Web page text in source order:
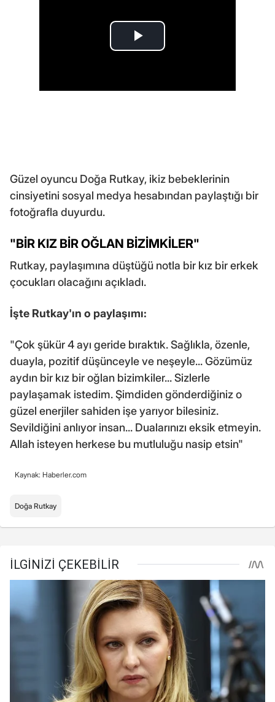
Güzel oyuncu Doğa Rutkay, ikiz bebeklerinin
cinsiyetini sosyal medya hesabından paylaştığı bir
fotoğrafla duyurdu.
"BİR KIZ BİR OĞLAN BİZİMKİLER"
Rutkay, paylaşımına düştüğü notla bir kız bir erkek
çocukları olacağını açıkladı.
İşte Rutkay'ın o paylaşımı:
"Çok şükür 4 ayı geride bıraktık. Sağlıkla, özenle,
duayla, pozitif düşünceyle ve neşeyle... Gözümüz
aydın bir kız bir oğlan bizimkiler... Sizlerle
paylaşamak istedim. Şimdiden gönderdiğiniz o
güzel enerjiler sahiden işe yarıyor bilesiniz.
Sevildiğini anlıyor insan... Dualarınızı eksik etmeyin.
Allah isteyen herkese bu mutluluğu nasip etsin"
Kaynak: Haberler.com
Doğa Rutkay